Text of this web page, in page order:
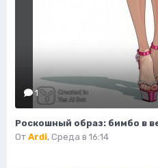
1
От Ardi, Среда в 16:14